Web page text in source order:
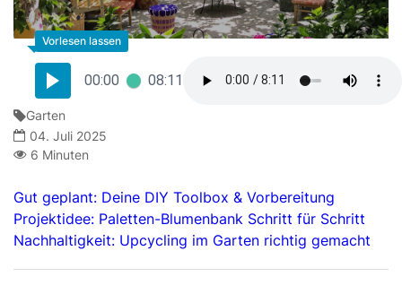
00:00 08:11
Garten
04. Juli 2025
6 Minuten
Gut geplant: Deine DIY Toolbox & Vorbereitung
Projektidee: Paletten-Blumenbank Schritt für Schritt
Nachhaltigkeit: Upcycling im Garten richtig gemacht